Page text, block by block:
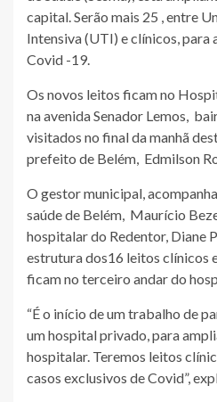
capital. Serão mais 25 , entre
Intensiva (UTI) e clínicos, para
Covid -19.
Os novos leitos ficam no
na avenida Senador Lemos,
visitados no final da manhã
prefeito de Belém, Edmilson
O gestor municipal,
saúde de Belém, Maurício
hospitalar do Redentor, Diane
estrutura dos16 leitos clínicos
ficam no terceiro andar do
“É o início de um trabalho de
um hospital privado, para
hospitalar. Teremos leitos
casos exclusivos de Covid”,